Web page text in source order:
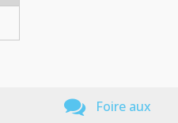
Foire aux